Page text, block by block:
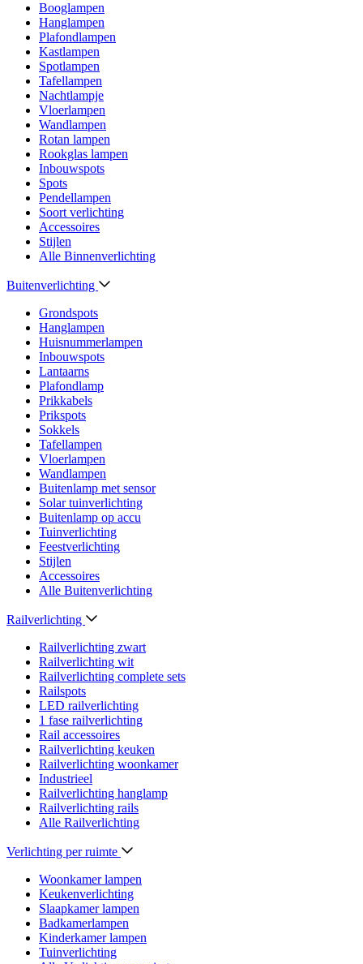
Booglampen
Hanglampen
Plafondlampen
Kastlampen
Spotlampen
Tafellampen
Nachtlampje
Vloerlampen
Wandlampen
Rotan lampen
Rookglas lampen
Inbouwspots
Spots
Pendellampen
Soort verlichting
Accessoires
Stijlen
Alle Binnenverlichting
Buitenverlichting
Grondspots
Hanglampen
Huisnummerlampen
Inbouwspots
Lantaarns
Plafondlamp
Prikkabels
Prikspots
Sokkels
Tafellampen
Vloerlampen
Wandlampen
Buitenlamp met sensor
Solar tuinverlichting
Buitenlamp op accu
Tuinverlichting
Feestverlichting
Stijlen
Accessoires
Alle Buitenverlichting
Railverlichting
Railverlichting zwart
Railverlichting wit
Railverlichting complete sets
Railspots
LED railverlichting
1 fase railverlichting
Rail accessoires
Railverlichting keuken
Railverlichting woonkamer
Industrieel
Railverlichting hanglamp
Railverlichting rails
Alle Railverlichting
Verlichting per ruimte
Woonkamer lampen
Keukenverlichting
Slaapkamer lampen
Badkamerlampen
Kinderkamer lampen
Tuinverlichting